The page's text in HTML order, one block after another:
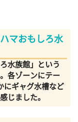
マおもしろ水
水族館」という
各ゾーンにテー
にギャグ水槽など
じました。